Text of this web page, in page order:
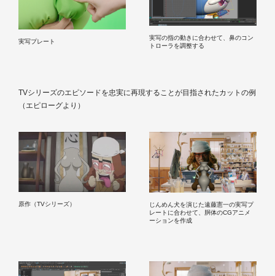
実写プレート
実写の指の動きに合わせて、鼻のコン
トローラを調整する
TVシリーズのエピソードを忠実に再現することが目指されたカットの例
（エピローグより）
原作（TVシリーズ）
じんめん犬を演じた遠藤憲一の実写プ
レートに合わせて、胴体のCGアニメ
ーションを作成